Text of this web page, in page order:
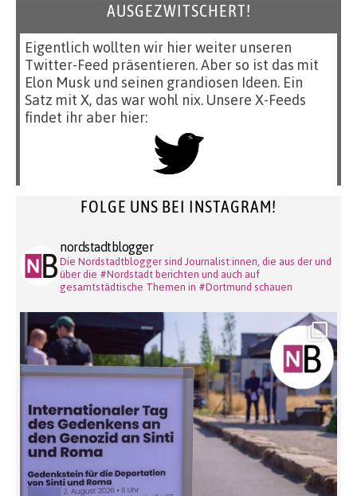
AUSGEZWITSCHERT!
Eigentlich wollten wir hier weiter unseren
Twitter-Feed präsentieren. Aber so ist das mit
Elon Musk und seinen grandiosen Ideen. Ein
Satz mit X, das war wohl nix. Unsere X-Feeds
findet ihr aber hier:
FOLGE UNS BEI INSTAGRAM!
nordstadtblogger
Die Nordstadtblogger sind Journalist:innen, die aus der und
über die #Nordstadt berichten und auch auf
gesamtstädtische Themen in #Dortmund schauen